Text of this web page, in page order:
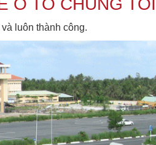
Ô TÔ CHÚNG TÔI
luôn thành công.